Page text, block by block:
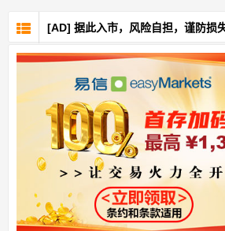
[AD] 据此入市，风险自担，谨防损失